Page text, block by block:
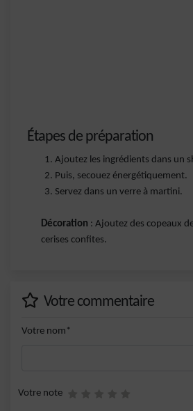
Étapes de préparation
Ajoutez les ingrédients dans un
Puis, secouez énergétiquement.
Servez dans un verre à martini.
Décoration : Ajoutez des copeaux
cerises confites.
Votre commentaire
Votre nom*
Votre note